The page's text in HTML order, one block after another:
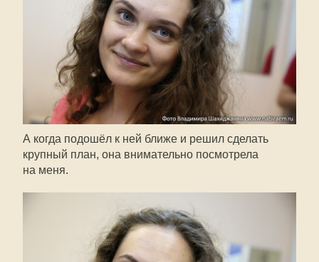
А когда подошёл к ней ближе и решил сделать
крупный план, она внимательно посмотрела
на меня.